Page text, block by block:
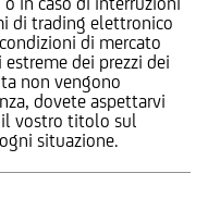
di trading elettronico
di mercato
dei prezzi dei
non vengono
dovete aspettarvi
il vostro titolo sul
situazione.